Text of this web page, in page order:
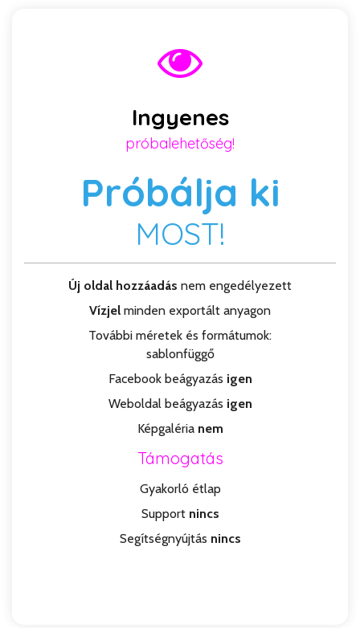
Ingyenes
próbalehetőség!
Próbálja ki
MOST!
Új oldal hozzáadás nem engedélyezett
Vízjel minden exportált anyagon
További méretek és formátumok:
sablonfüggő
Facebook beágyazás igen
Weboldal beágyazás igen
Képgaléria nem
Támogatás
Gyakorló étlap
Support nincs
Segítségnyújtás nincs